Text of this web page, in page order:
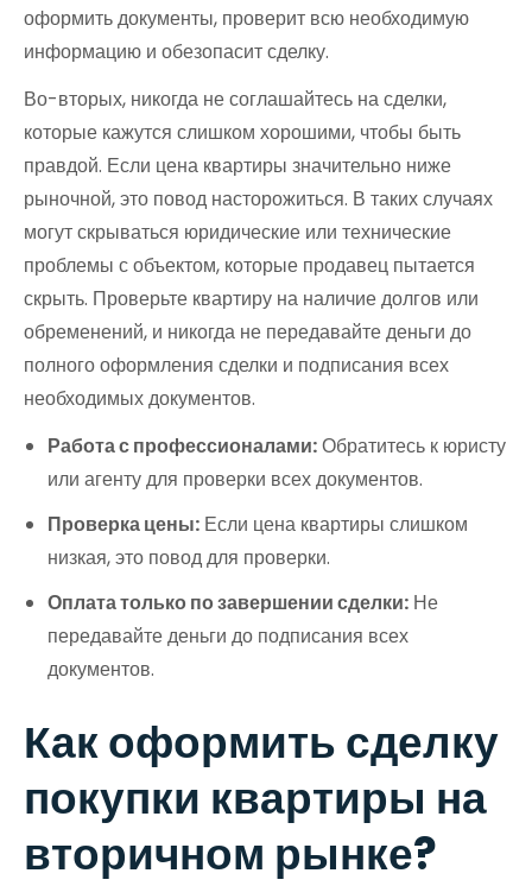
оформить документы, проверит всю необходимую
информацию и обезопасит сделку.
Во-вторых, никогда не соглашайтесь на сделки,
которые кажутся слишком хорошими, чтобы быть
правдой. Если цена квартиры значительно ниже
рыночной, это повод насторожиться. В таких случаях
могут скрываться юридические или технические
проблемы с объектом, которые продавец пытается
скрыть. Проверьте квартиру на наличие долгов или
обременений, и никогда не передавайте деньги до
полного оформления сделки и подписания всех
необходимых документов.
Работа с профессионалами:Обратитесь к юристу
или агенту для проверки всех документов.
Проверка цены: Если цена квартиры слишком
низкая, это повод для проверки.
Оплата только по завершении сделки: Не
передавайте деньги до подписания всех
документов.
Как оформить сделку
покупки квартиры на
вторичном рынке?